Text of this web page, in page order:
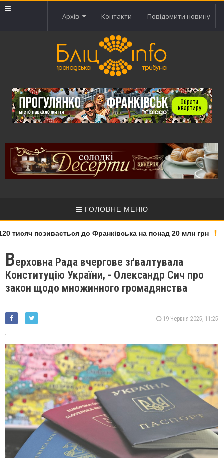
Архів Контакти Повідомити новину
ГОЛОВНЕ МЕНЮ
тисяч позивається до Франківська на понад 20 млн грн
Верховна Рада вчергове зґвалтувала
Конституцію України, - Олександр Сич про
закон щодо множинного громадянства
19 Червня 2025, 11:25